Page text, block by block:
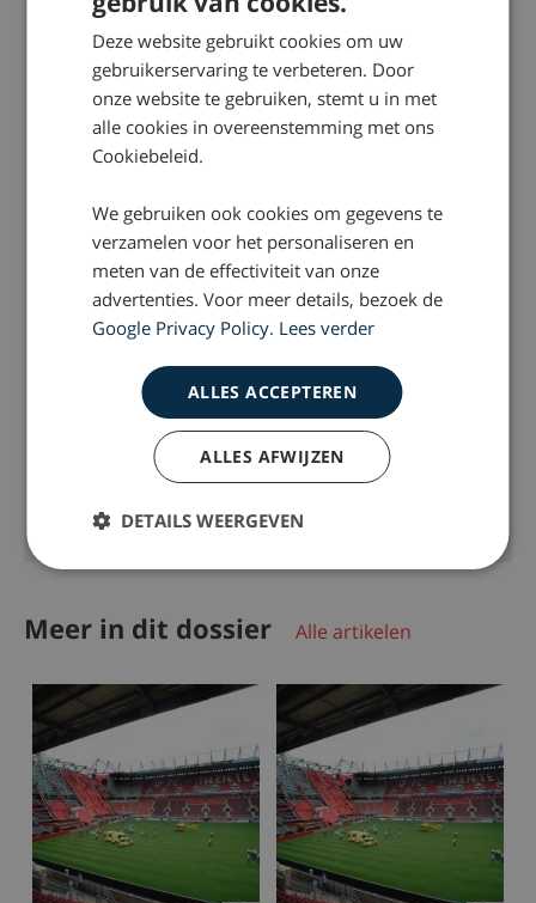
DOSSIER
Pedoclub Martijn
Ramp Grolsch Veste
DOSSIER
DOSSIER
Vuurwerkramp Enschede
Meer in dit dossier Alle artikelen
Deze website gebruikt cookies om uw
gebruikerservaring te verbeteren. Door
onze website te gebruiken, stemt u in met
alle cookies in overeenstemming met ons
Cookiebeleid.
We gebruiken ook cookies om gegevens te
verzamelen voor het personaliseren en
meten van de effectiviteit van onze
advertenties. Voor meer details, bezoek de
Google Privacy Policy. Lees verder
ALLES ACCEPTEREN
ALLES AFWIJZEN
DETAILS WEERGEVEN